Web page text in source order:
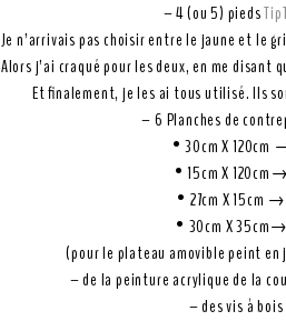
– 4 (ou 5) pieds
Je n’arrivais pas choisir entre le jaune et le
Alors j’ai craqué pour les deux, en me disant
Et finalement, je les ai tous utilisé. Ils
– 6 Planches de
• 30cm X 120cm
• 15cm X
• 27cm X 15cm
• 30cm X
(pour le plateau amovible peint en
– de la peinture acrylique de la
– des vis à bois